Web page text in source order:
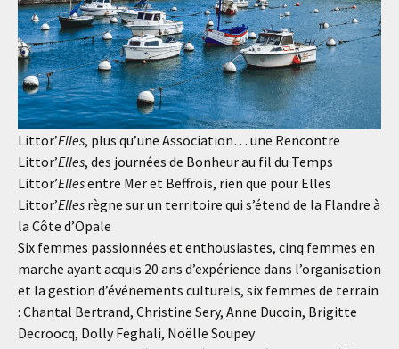
Littor’Elles, plus qu’une Association… une Rencontre
Littor’Elles, des journées de Bonheur au fil du Temps
Littor’Ellesentre Mer et Beffrois, rien que pour Elles
Littor’Elles règne sur un territoire qui s’étend de la Flandre à
la Côte d’Opale
Six femmes passionnées et enthousiastes, cinq femmes en
marche ayant acquis 20 ans d’expérience dans l’organisation
et la gestion d’événements culturels, six femmes de terrain
: Chantal Bertrand, Christine Sery, Anne Ducoin, Brigitte
Decroocq, Dolly Feghali, Noëlle Soupey